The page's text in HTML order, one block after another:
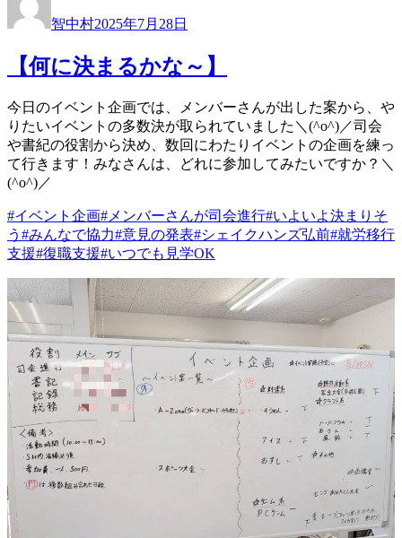
者
智中村日:
2025年7月28日
【何に決まるかな～】
今日のイベント企画では、メンバーさんが出した案から、や
りたいイベントの多数決が取られていました＼(^o^)／司会
や書紀の役割から決め、数回にわたりイベントの企画を練っ
て行きます！みなさんは、どれに参加してみたいですか？＼
(^o^)／
#イベント企画#メンバーさんが司会進行#いよいよ決まりそ
う #みんなで協力#意見の発表#シェイクハンズ弘前#就労移行
支援#復職支援#いつでも見学OK